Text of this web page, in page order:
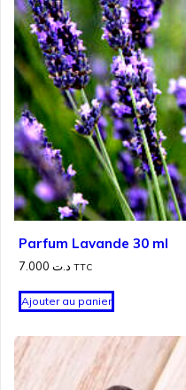
Parfum Lavande 30 ml
د.ت TTC
Ajouter au panier